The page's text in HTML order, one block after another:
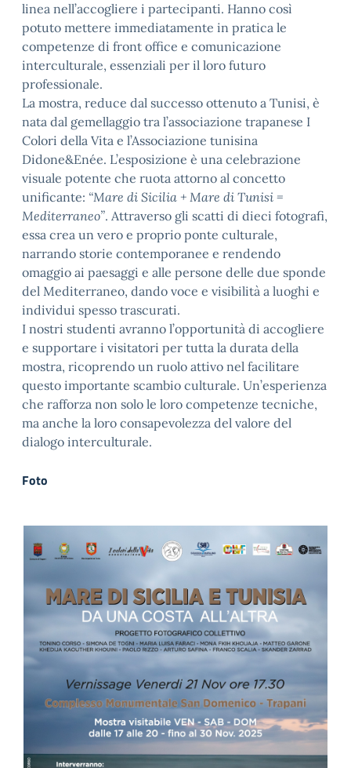
linea nell’accogliere i partecipanti. Hanno così
potuto mettere immediatamente in pratica le
competenze di front office e comunicazione
interculturale, essenziali per il loro futuro
professionale.
La mostra, reduce dal successo ottenuto a Tunisi, è
nata dal gemellaggio tra l’associazione trapanese I
Colori della Vita e l’Associazione tunisina
Didone&Enée. L’esposizione è una celebrazione
visuale potente che ruota attorno al concetto
unificante: “Mare di Sicilia + Mare di Tunisi =
Mediterraneo”. Attraverso gli scatti di dieci fotografi,
essa crea un vero e proprio ponte culturale,
narrando storie contemporanee e rendendo
omaggio ai paesaggi e alle persone delle due sponde
del Mediterraneo, dando voce e visibilità a luoghi e
individui spesso trascurati.
I nostri studenti avranno l’opportunità di accogliere
e supportare i visitatori per tutta la durata della
mostra, ricoprendo un ruolo attivo nel facilitare
questo importante scambio culturale. Un’esperienza
che rafforza non solo le loro competenze tecniche,
ma anche la loro consapevolezza del valore del
dialogo interculturale.
Foto